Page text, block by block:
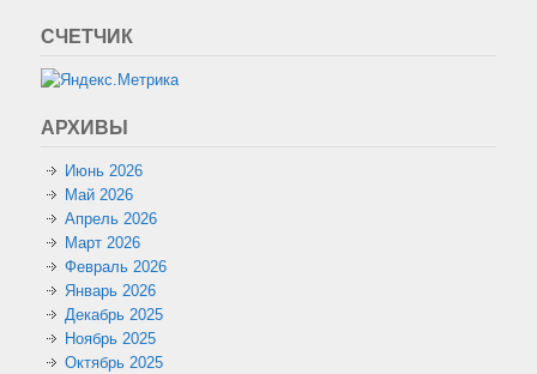
СЧЕТЧИК
АРХИВЫ
Июнь 2026
Май 2026
Апрель 2026
Март 2026
Февраль 2026
Январь 2026
Декабрь 2025
Ноябрь 2025
Октябрь 2025